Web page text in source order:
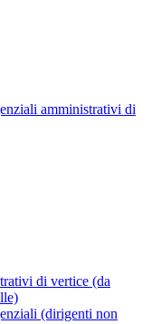
amministrativi di
di vertice (da
(dirigenti non